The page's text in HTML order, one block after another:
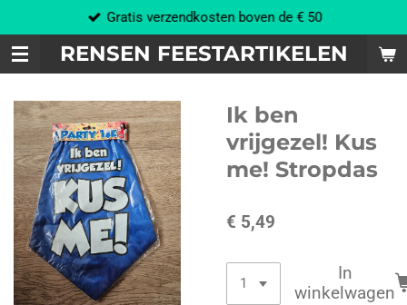
direct
naar
de
hoofdinhoud
RENSEN FEESTARTIKELEN
Gratis verzendkosten boven de € 50
Ik ben
vrijgezel! Kus
me! Stropdas
€ 5,49
In
winkelwagen